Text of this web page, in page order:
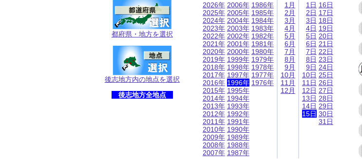
都府県・地方を選択
後志地方内の地点を選択
後志地方全地点
2026年
2025年
2024年
2023年
2022年
2021年
2020年
2019年
2018年
2017年
2016年
2015年
2014年
2013年
2012年
2011年
2010年
2009年
2008年
2007年
2006年
2005年
2004年
2003年
2002年
2001年
2000年
1999年
1998年
1997年
1996年
1995年
1994年
1993年
1992年
1991年
1990年
1989年
1988年
1987年
1986年
1985年
1984年
1983年
1982年
1981年
1980年
1979年
1978年
1977年
1976年
1月
2月
3月
4月
5月
6月
7月
8月
9月
10月
11月
12月
1日
2日
3日
4日
5日
6日
7日
8日
9日
10日
11日
12日
13日
14日
15日
16日
17日
18日
19日
20日
21日
22日
23日
24日
25日
26日
27日
28日
29日
30日
31日